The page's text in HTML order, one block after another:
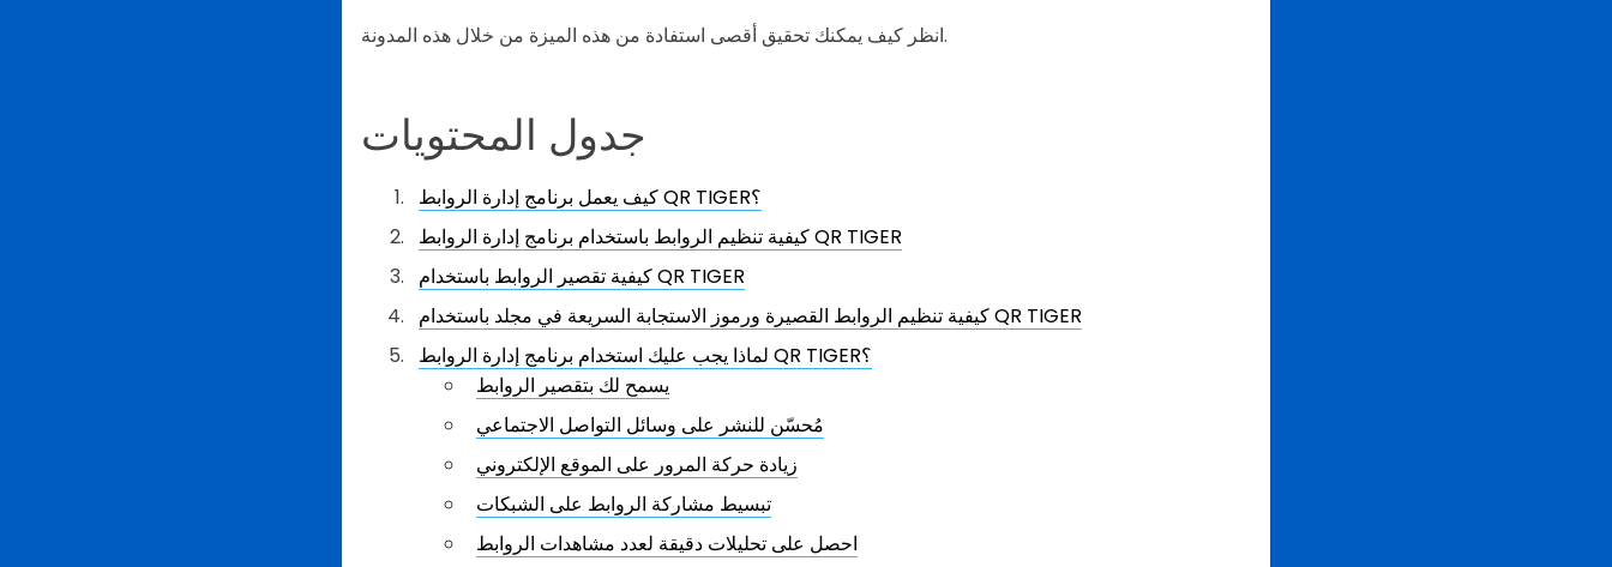
انظر كيف يمكنك تحقيق أقصى استفادة من هذه الميزة من خلال هذه المدونة.
جدول المحتويات
كيف يعمل برنامج إدارة الروابط QR TIGER؟
كيفية تنظيم الروابط باستخدام برنامج إدارة الروابط QR TIGER
كيفية تقصير الروابط باستخدام QR TIGER
كيفية تنظيم الروابط القصيرة ورموز الاستجابة السريعة في مجلد باستخدام QR TIGER
لماذا يجب عليك استخدام برنامج إدارة الروابط QR TIGER؟
يسمح لك بتقصير الروابط
مُحسّن للنشر على وسائل التواصل الاجتماعي
زيادة حركة المرور على الموقع الإلكتروني
تبسيط مشاركة الروابط على الشبكات
احصل على تحليلات دقيقة لعدد مشاهدات الروابط